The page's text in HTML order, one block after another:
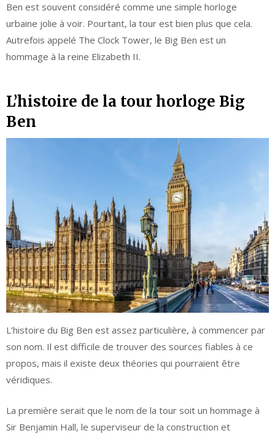
Ben est souvent considéré comme une simple horloge
urbaine jolie à voir. Pourtant, la tour est bien plus que cela.
Autrefois appelé The Clock Tower, le Big Ben est un
hommage à la reine Elizabeth II.
L’histoire de la tour horloge Big
Ben
L’histoire du Big Ben est assez particulière, à commencer par
son nom. Il est difficile de trouver des sources fiables à ce
propos, mais il existe deux théories qui pourraient être
véridiques.
La première serait que le nom de la tour soit un hommage à
Sir Benjamin Hall, le superviseur de la construction et